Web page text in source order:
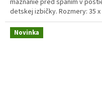
maznanie pred spaním v
detskej izbičky. Rozmery: 35 x
Novinka